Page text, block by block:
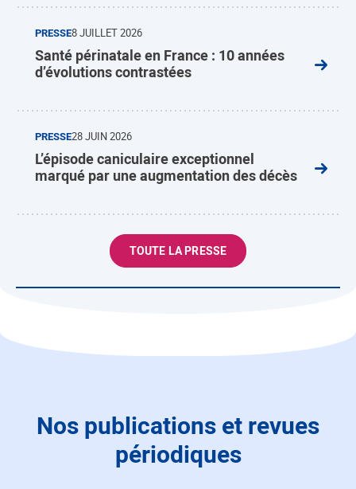
PRESSE8 JUILLET 2026
Santé périnatale en France : 10 années
d’évolutions contrastées
PRESSE28 JUIN 2026
L’épisode caniculaire exceptionnel
marqué par une augmentation des décès
TOUTE LA PRESSE
Nos publications et revues
périodiques